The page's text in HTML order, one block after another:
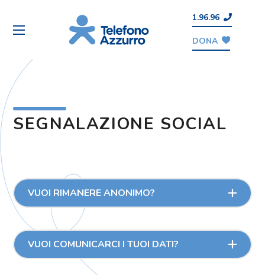
1.96.96
DONA
SEGNALAZIONE SOCIAL
VUOI RIMANERE ANONIMO?
VUOI COMUNICARCI I TUOI DATI?